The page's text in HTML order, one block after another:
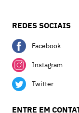
REDES SOCIAIS
Facebook
Instagram
Twitter
ENTRE EM